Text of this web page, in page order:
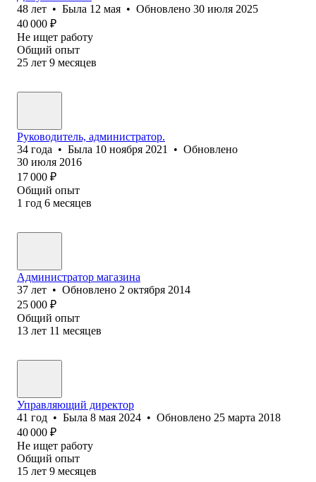
48 лет • Была 12 мая • Обновлено 30 июля 2025
40 000 ₽
Не ищет работу
Общий опыт
25 лет 9 месяцев
Руководитель, администратор.
34 года • Была 10 ноября 2021 • Обновлено
30 июля 2016
17 000 ₽
Общий опыт
1 год 6 месяцев
Администратор магазина
37 лет • Обновлено 2 октября 2014
25 000 ₽
Общий опыт
13 лет 11 месяцев
Управляющий директор
41 год • Была 8 мая 2024 • Обновлено 25 марта 2018
40 000 ₽
Не ищет работу
Общий опыт
15 лет 9 месяцев